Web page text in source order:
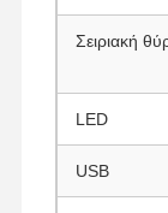
Σειριακή
LED
USB